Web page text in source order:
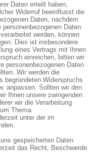
Daten erteilt haben,
Widerruf beeinflusst die
Daten, nachdem
Daten
werden, können
Dies ist insbesondere
eines Vertrags mit Ihnen
einreichen, bitten wir
personenbezogenen Daten
Wir werden die
begründeten Widerspruchs
anpassen. Sollten wir den
Ihnen unsere zwingenden
wir die Verarbeitung
Thema
unter der im
gespeicherten Daten
das Recht, Beschwerde